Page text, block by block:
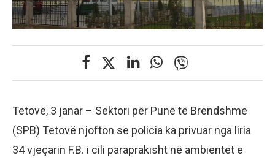
Tetovë, 3 janar – Sektori për Punë të Brendshme
(SPB) Tetovë njofton se policia ka privuar nga liria
34 vjeçarin F.B. i cili paraprakisht në ambientet e